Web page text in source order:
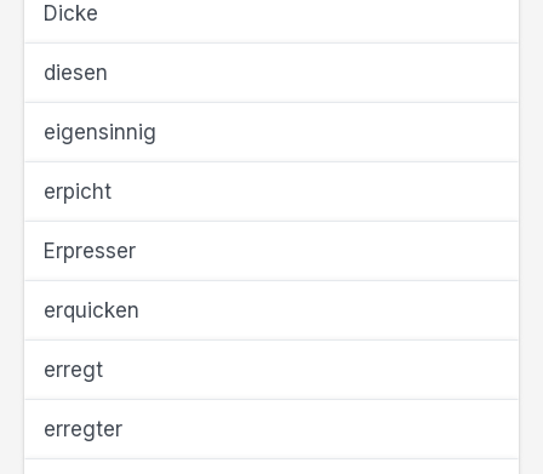
Dicke
diesen
eigensinnig
erpicht
Erpresser
erquicken
erregt
erregter